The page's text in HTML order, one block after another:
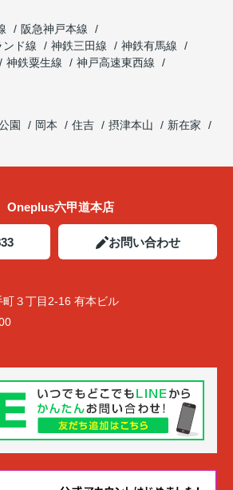
阪急神戸本線
ド線
神鉄三田線
神鉄有馬線
神鉄粟生線
神戸高速東西線
園 岡本 住吉 摂津本山
新在家
Oneplus六甲道本店
お問い合わせ
３丁目2-16 有本ビル